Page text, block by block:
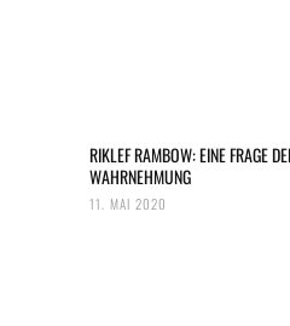
RIKLEF RAMBOW: EINE FRAGE
WAHRNEHMUNG
11. MAI 2020